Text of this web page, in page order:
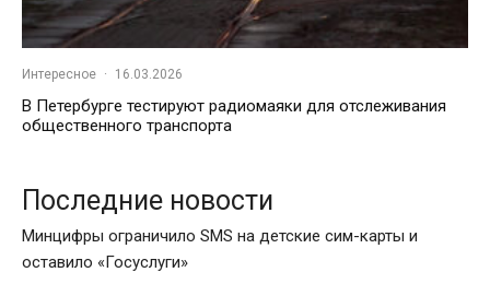
Интересное · 16.03.2026
В Петербурге тестируют радиомаяки для отслеживания
общественного транспорта
Последние новости
Минцифры ограничило SMS на детские сим-карты и
оставило «Госуслуги»